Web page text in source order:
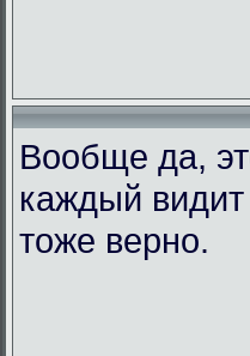
Вообще да,
каждый видит
тоже верно.